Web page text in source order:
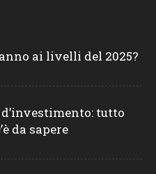
ai livelli del 2025?
tutto
da sapere